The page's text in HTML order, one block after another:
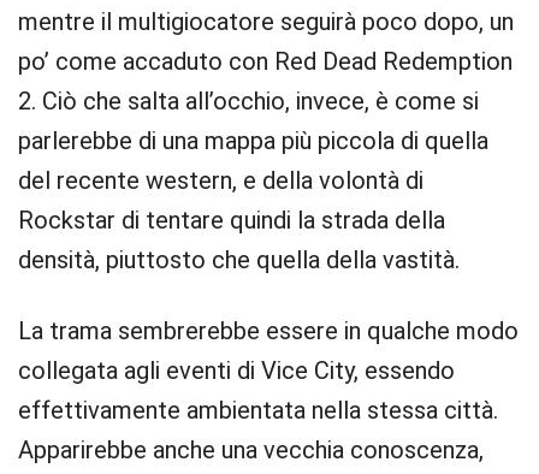
mentre il multigiocatore seguirà poco dopo, un
po’ come accaduto con Red Dead Redemption
2. Ciò che salta all’occhio, invece, è come si
parlerebbe di una mappa più piccola di quella
del recente western, e della volontà di
Rockstar di tentare quindi la strada della
densità, piuttosto che quella della vastità.
La trama sembrerebbe essere in qualche modo
collegata agli eventi di Vice City, essendo
effettivamente ambientata nella stessa città.
Apparirebbe anche una vecchia conoscenza,